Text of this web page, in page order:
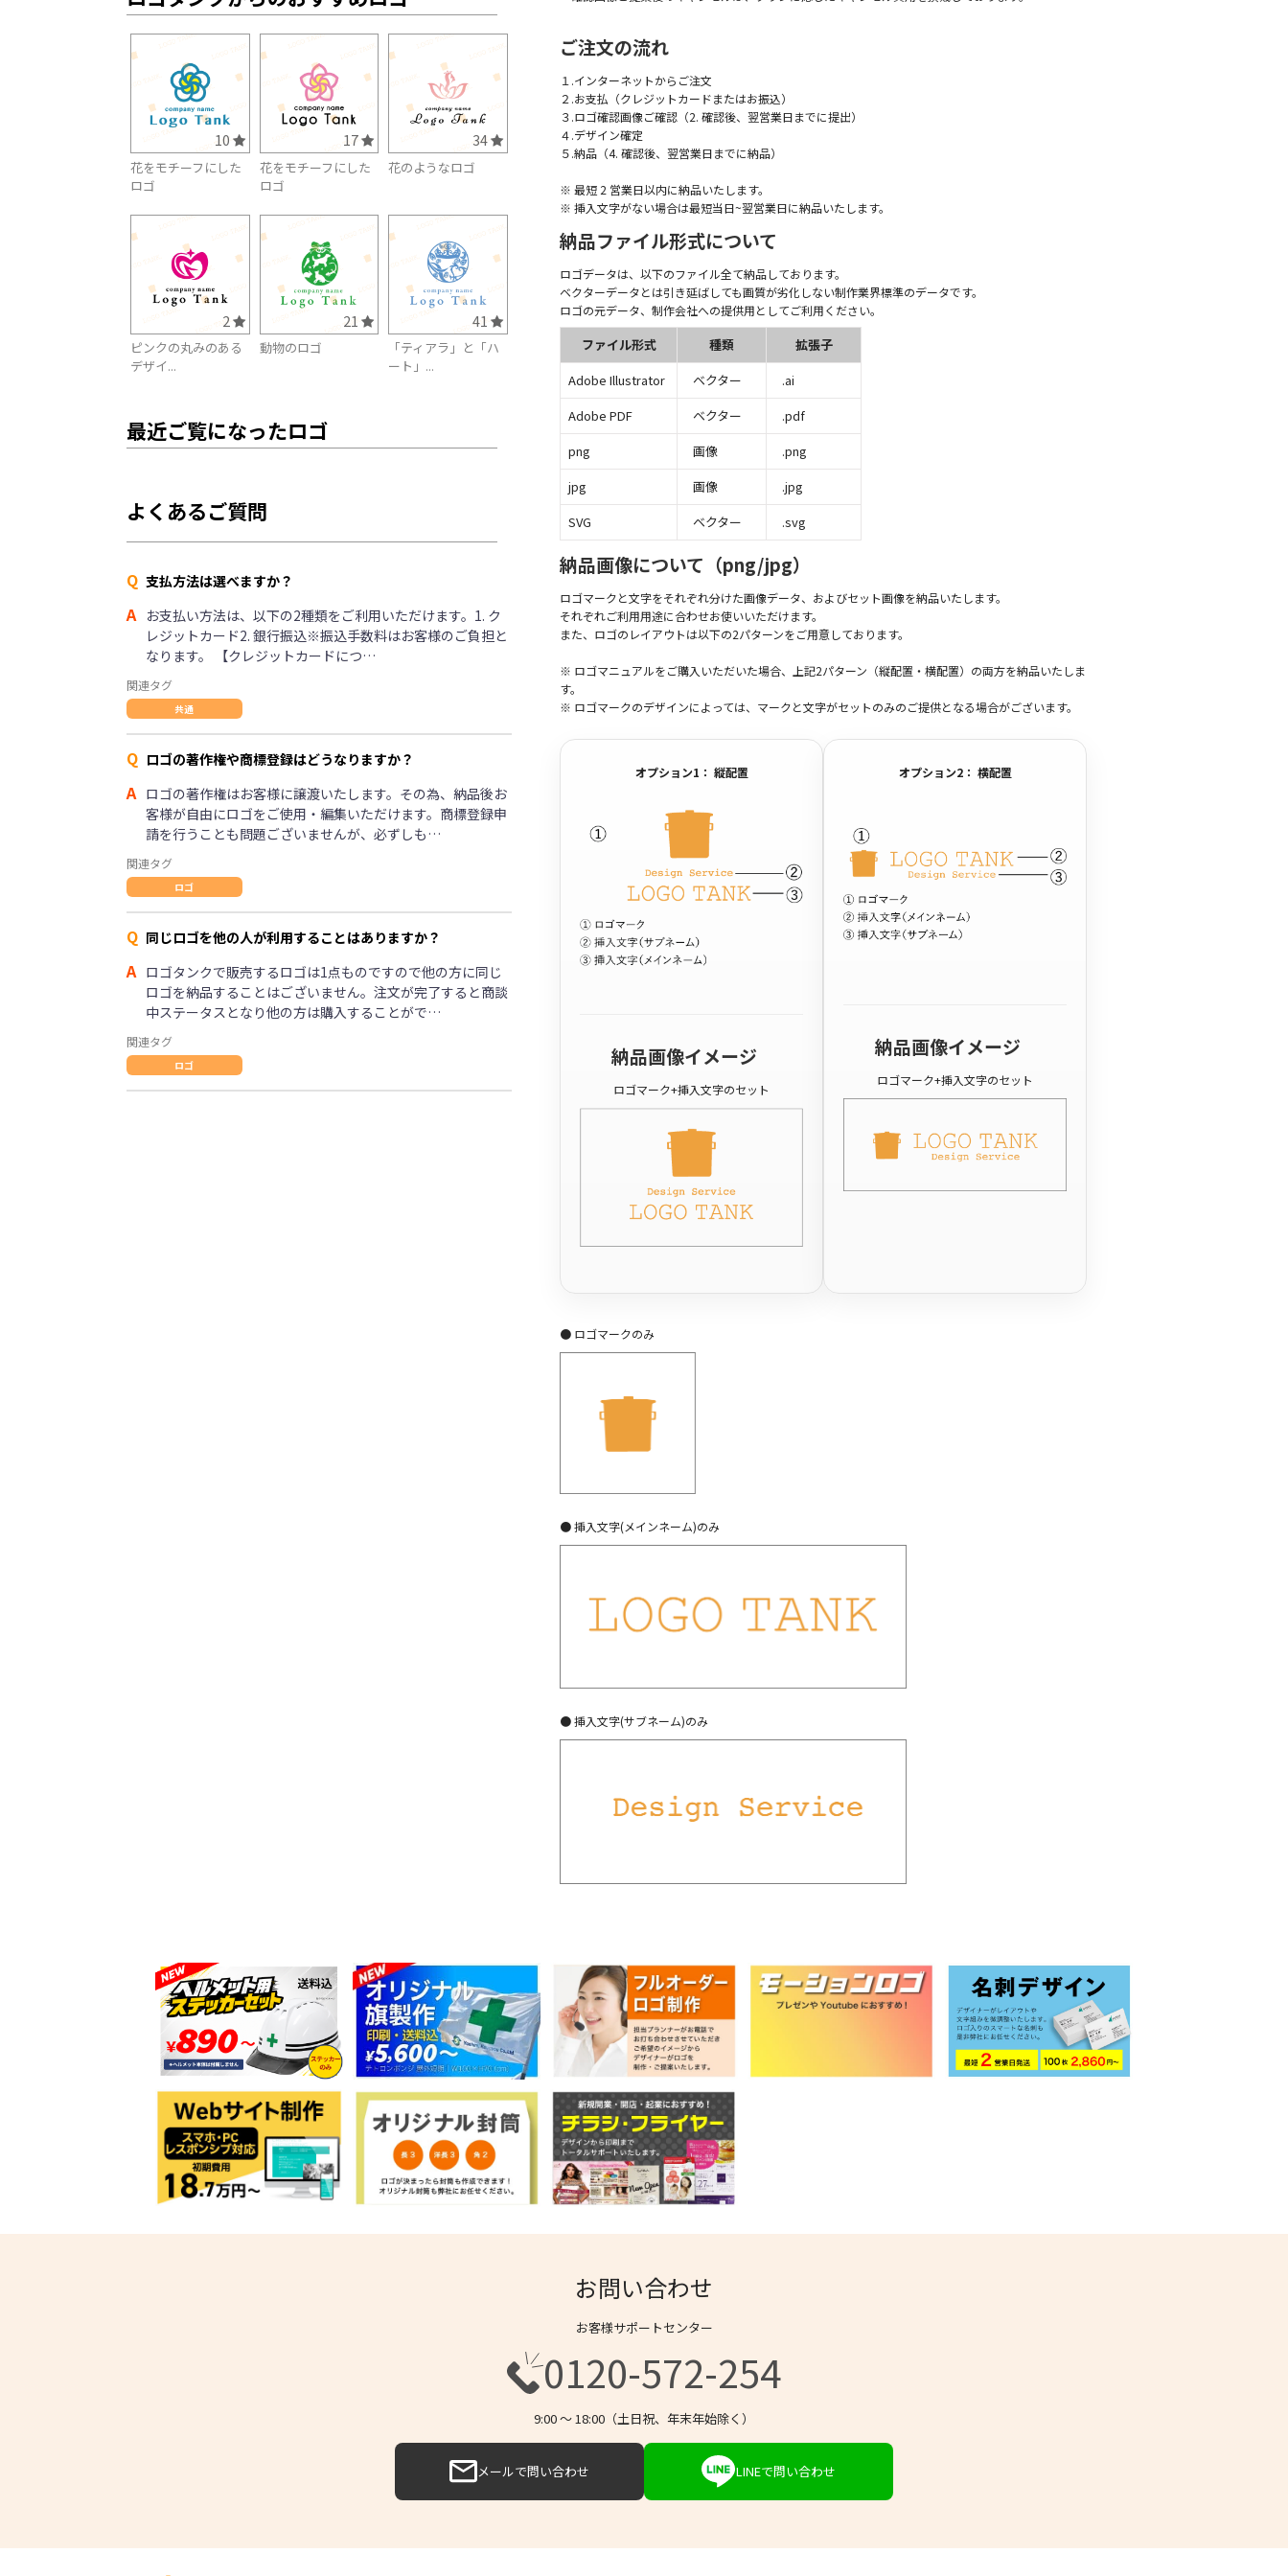
10
花をモチーフにした
ロゴ
17
花をモチーフにした
ロゴ
34
花のようなロゴ
2
ピンクの丸みのある
デザイ...
21
動物のロゴ
41
「ティアラ」と「ハ
ート」...
最近ご覧になったロゴ
よくあるご質問
Q 支払方法は選べますか？
A お支払い方法は、以下の2種類をご利用いただけます。1. ク
レジットカード2. 銀行振込※振込手数料はお客様のご負担と
なります。 【クレジットカードにつ…
関連タグ
共通
Q ロゴの著作権や商標登録はどうなりますか？
A ロゴの著作権はお客様に譲渡いたします。その為、納品後お
客様が自由にロゴをご使用・編集いただけます。商標登録申
請を行うことも問題ございませんが、必ずしも…
関連タグ
ロゴ
Q 同じロゴを他の人が利用することはありますか？
A ロゴタンクで販売するロゴは1点ものですので他の方に同じ
ロゴを納品することはございません。注文が完了すると商談
中ステータスとなり他の方は購入することがで…
関連タグ
ロゴ
ご注文の流れ
１.インターネットからご注文
２.お支払（クレジットカードまたはお振込）
３.ロゴ確認画像ご確認（2. 確認後、翌営業日までに提出）
４.デザイン確定
５.納品（4. 確認後、翌営業日までに納品）
※ 最短 2 営業日以内に納品いたします。
※ 挿入文字がない場合は最短当日~翌営業日に納品いたします。
納品ファイル形式について
ロゴデータは、以下のファイル全て納品しております。
ベクターデータとは引き延ばしても画質が劣化しない制作業界標準のデータです。
ロゴの元データ、制作会社への提供用としてご利用ください。
ファイル形式 種類
拡張子
Adobe Illustrator
ベクター
.ai
Adobe PDF
ベクター
.pdf
png
画像
.png
jpg
画像
.jpg
SVG
ベクター .svg
納品画像について（png/jpg）
ロゴマークと文字をそれぞれ分けた画像データ、およびセット画像を納品いたします。
それぞれご利用用途に合わせお使いいただけます。
また、ロゴのレイアウトは以下の2パターンをご用意しております。
※ ロゴマニュアルをご購入いただいた場合、上記2パターン（縦配置・横配置）の両方を納品いたしま
す。
※ ロゴマークのデザインによっては、マークと文字がセットのみのご提供となる場合がございます。
オプション1： 縦配置
納品画像イメージ
ロゴマーク+挿入文字のセット
オプション2： 横配置
納品画像イメージ
ロゴマーク+挿入文字のセット
● ロゴマークのみ
● 挿入文字(メインネーム)のみ
● 挿入文字(サブネーム)のみ
お問い合わせ
お客様サポートセンター
0120-572-254
9:00 〜 18:00（土日祝、年末年始除く）
メールで問い合わせ LINEで問い合わせ